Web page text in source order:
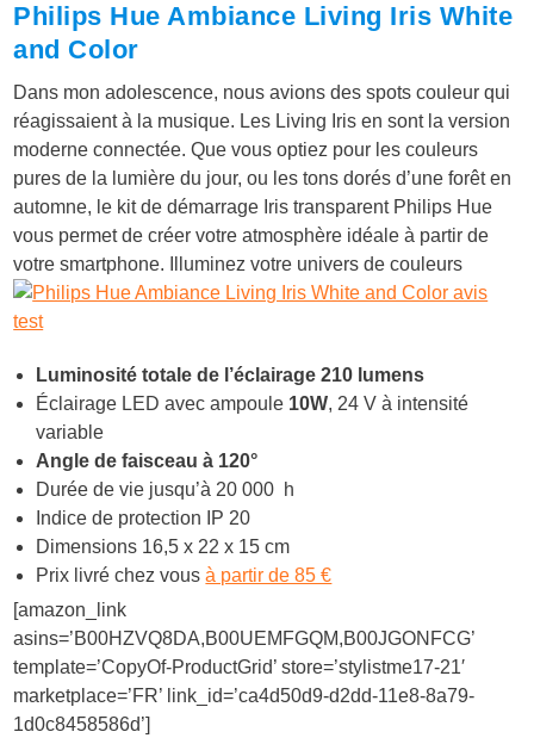
Philips Hue Ambiance Living Iris White
and Color
Dans mon adolescence, nous avions des spots couleur qui
réagissaient à la musique. Les Living Iris en sont la version
moderne connectée. Que vous optiez pour les couleurs
pures de la lumière du jour, ou les tons dorés d’une forêt en
automne, le kit de démarrage Iris transparent Philips Hue
vous permet de créer votre atmosphère idéale à partir de
votre smartphone. Illuminez votre univers de couleurs
Luminosité totale de l’éclairage 210 lumens
Éclairage LED avec ampoule 10W, 24 V à intensité
variable
Angle de faisceau à 120°
Durée de vie jusqu’à 20 000 h
Indice de protection IP 20
Dimensions 16,5 x 22 x 15 cm
Prix livré chez vousà partir de 85 €
[amazon_link
asins=’B00HZVQ8DA,B00UEMFGQM,B00JGONFCG’
template=’CopyOf-ProductGrid’ store=’stylistme17-21′
marketplace=’FR’ link_id=’ca4d50d9-d2dd-11e8-8a79-
1d0c8458586d’]